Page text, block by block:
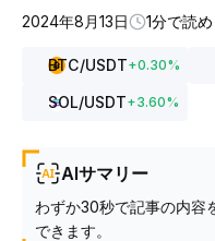
2024年8月13日
1分で読
BTC/USDT+0.30%
SOL/USDT+3.60%
AIサマリー
わずか30秒で記事の内容
できます。